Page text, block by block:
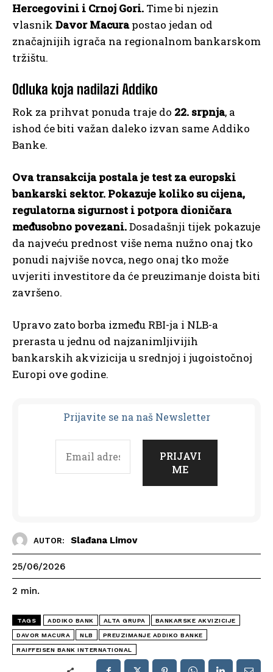
Hercegovini i Crnoj Gori. Time bi njezin
vlasnik Davor Macurapostao jedan od
značajnijih igrača na regionalnom bankarskom
tržištu.
Odluka koja nadilazi Addiko
Rok za prihvat ponuda traje do 22. srpnja, a
ishod će biti važan daleko izvan same Addiko
Banke.
Ova transakcija postala je test za europski
bankarski sektor. Pokazuje koliko su cijena,
regulatorna sigurnost i potpora dioničara
međusobno povezani.Dosadašnji tijek pokazuje
da najveću prednost više nema nužno onaj tko
ponudi najviše novca, nego onaj tko može
uvjeriti investitore da će preuzimanje doista biti
završeno.
Upravo zato borba između RBI-ja i NLB-a
prerasta u jednu od najzanimljivijih
bankarskih akvizicija u srednjoj i jugoistočnoj
Europi ove godine.
Prijavite se na naš Newsletter
AUTOR: Slađana Limov
25/06/2026
2 min.
TAGS ADDIKO BANK ALTA GRUPA BANKARSKE AKVIZICIJE
DAVOR MACURA NLB PREUZIMANJE ADDIKO BANKE
RAIFFEISEN BANK INTERNATIONAL